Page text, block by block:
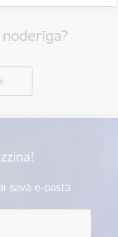
savā e-pastā.